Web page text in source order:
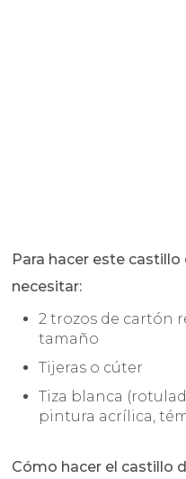
Para hacer este
necesitar:
2 trozos de cartón
tamaño
Tijeras o cúter
Tiza blanca
pintura acrílica,
Cómo hacer el castillo